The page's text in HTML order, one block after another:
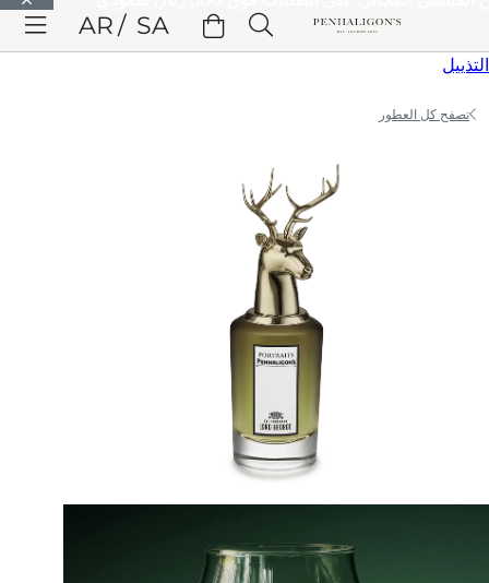
الانتقال إلى الترويسة الانتقال إلى المحتوى الرئيسي
الانتقال إلى
التذييل
SA
AR
تصفح كل العطور